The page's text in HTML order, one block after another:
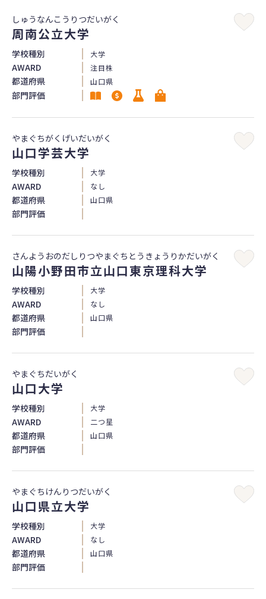
しゅうなんこうりつだいがく
周南公立大学
学校種別 大学
AWARD 注目株
都道府県 山口県
部門評価
やまぐちがくげいだいがく
山口学芸大学
学校種別 大学
AWARD なし
都道府県 山口県
部門評価
さんようおのだしりつやまぐちとうきょうりかだいがく
山陽小野田市立山口東京理科大学
学校種別 大学
AWARD なし
都道府県 山口県
部門評価
やまぐちだいがく
山口大学
学校種別 大学
AWARD 二つ星
都道府県 山口県
部門評価
やまぐちけんりつだいがく
山口県立大学
学校種別 大学
AWARD なし
都道府県 山口県
部門評価